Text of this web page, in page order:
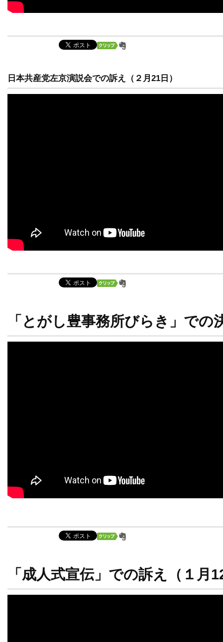
日本共産党左京演説会での訴え（２月21日）
「とがし豊事務所びらき」での
「成人式宣伝」での訴え（１月